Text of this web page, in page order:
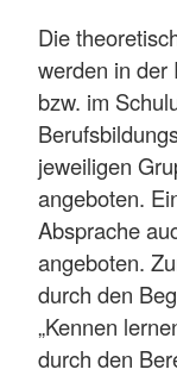
Die
werden in der
bzw. im
jeweiligen
angeboten.
Absprache
angeboten.
durch den
„Kennen
durch den